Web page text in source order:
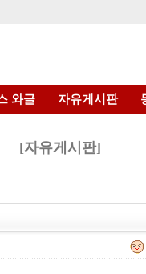
와글 자유게시판
[자유게시판]